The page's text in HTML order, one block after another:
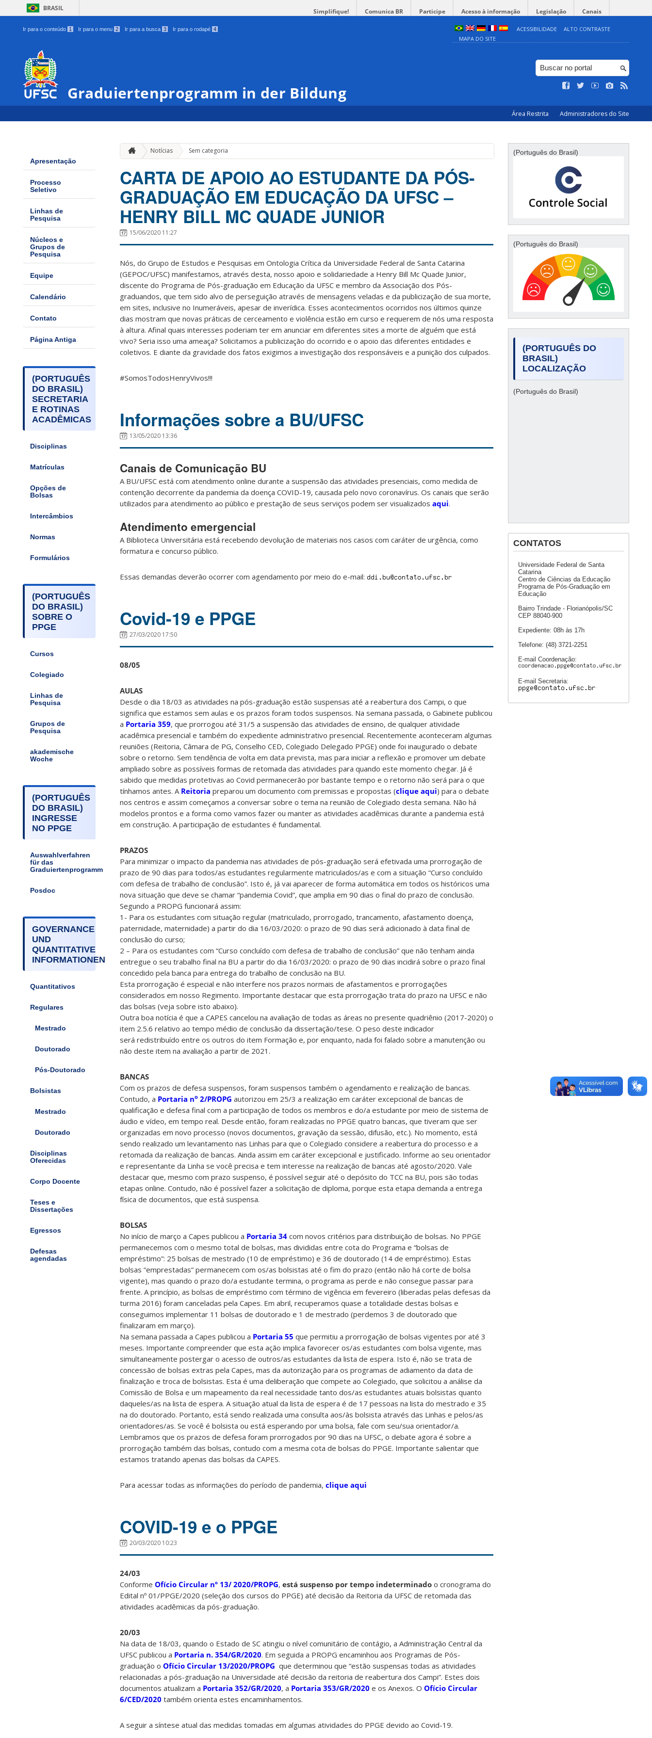
BRASIL Simplifique! Comunica BR Participe Acesso à informação Legislação Canais
Ir para o conteúdo 1 Ir para o menu 2 Ir para a busca 3 Ir para o rodapé 4 ACESSIBILIDADE
ALTO CONTRASTE
MAPA DO SITE
Graduiertenprogramm in der Bildung
Área Restrita Administradores do Site
Apresentação
Processo
Seletivo
Linhas de
Pesquisa
Núcleos e
Grupos de
Pesquisa
Equipe
Calendário
Contato
Página Antiga
(PORTUGUÊS
DO BRASIL)
SECRETARIA
E ROTINAS
ACADÊMICAS
Disciplinas
Matrículas
Opções de
Bolsas
Intercâmbios
Normas
Formulários
(PORTUGUÊS
DO BRASIL)
SOBRE O
PPGE
Cursos
Colegiado
Linhas de
Pesquisa
Grupos de
Pesquisa
akademische
Woche
(PORTUGUÊS
DO BRASIL)
INGRESSE
NO PPGE
Auswahlverfahren
für das
Graduiertenprogramm
Posdoc
GOVERNANCE
UND
QUANTITATIVE
INFORMATIONEN
Quantitativos
Regulares
Mestrado
Doutorado
Pós-Doutorado
Bolsistas
Mestrado
Doutorado
Disciplinas
Oferecidas
Corpo Docente
Teses e
Dissertações
Egressos
Defesas
agendadas
Notícias Sem categoria
CARTA DE APOIO AO ESTUDANTE DA PÓS-
GRADUAÇÃO EM EDUCAÇÃO DA UFSC –
HENRY BILL MC QUADE JUNIOR
15/06/2020 11:27
Nós, do Grupo de Estudos e Pesquisas em Ontologia Crítica da Universidade Federal de Santa Catarina
(GEPOC/UFSC) manifestamos, através desta, nosso apoio e solidariedade a Henry Bill Mc Quade Junior,
discente do Programa de Pós-graduação em Educação da UFSC e membro da Associação dos Pós-
graduandos, que tem sido alvo de perseguição através de mensagens veladas e da publicização de sua morte,
em sites, inclusive no Inumeráveis, apesar de inverídica. Esses acontecimentos ocorridos nos últimos quinze
dias mostram que novas práticas de cerceamento e violência estão em curso e requerem de nós uma resposta
à altura. Afinal quais interesses poderiam ter em anunciar em diferentes sites a morte de alguém que está
vivo? Seria isso uma ameaça? Solicitamos a publicização do ocorrido e o apoio das diferentes entidades e
coletivos. E diante da gravidade dos fatos exigimos a investigação dos responsáveis e a punição dos culpados.
#SomosTodosHenryVivos!!!
Informações sobre a BU/UFSC
13/05/2020 13:36
Canais de Comunicação BU
A BU/UFSC está com atendimento online durante a suspensão das atividades presenciais, como medida de
contenção decorrente da pandemia da doença COVID-19, causada pelo novo coronavírus. Os canais que serão
utilizados para atendimento ao público e prestação de seus serviços podem ser visualizados aqui.
Atendimento emergencial
A Biblioteca Universitária está recebendo devolução de materiais nos casos com caráter de urgência, como
formatura e concurso público.
Essas demandas deverão ocorrer com agendamento por meio do e-mail:
Covid-19 e PPGE
27/03/2020 17:50
08/05
AULAS
Desde o dia 18/03 as atividades na pós-graduação estão suspensas até a reabertura dos Campi, o que
significa que estamos sem aulas e os prazos foram todos suspensos. Na semana passada, o Gabinete publicou
a Portaria 359, que prorrogou até 31/5 a suspensão das atividades de ensino, de qualquer atividade
acadêmica presencial e também do expediente administrativo presencial. Recentemente aconteceram algumas
reuniões (Reitoria, Câmara de PG, Conselho CED, Colegiado Delegado PPGE) onde foi inaugurado o debate
sobre o retorno. Sem tendência de volta em data prevista, mas para iniciar a reflexão e promover um debate
ampliado sobre as possíveis formas de retomada das atividades para quando este momento chegar. Já é
sabido que medidas protetivas ao Covid permanecerão por bastante tempo e o retorno não será para o que
tínhamos antes. A Reitoria preparou um documento com premissas e propostas (clique aqui) para o debate
nos centros e assim começamos a conversar sobre o tema na reunião de Colegiado desta semana. Não há
modelos prontos e a forma como vamos fazer ou manter as atividades acadêmicas durante a pandemia está
em construção. A participação de estudantes é fundamental.
PRAZOS
Para minimizar o impacto da pandemia nas atividades de pós-graduação será efetivada uma prorrogação de
prazo de 90 dias para todos/as estudantes regularmente matriculados/as e com a situação “Curso concluído
com defesa de trabalho de conclusão”. Isto é, já vai aparecer de forma automática em todos os históricos uma
nova situação que deve se chamar “pandemia Covid”, que amplia em 90 dias o final do prazo de conclusão.
Segundo a PROPG funcionará assim:
1- Para os estudantes com situação regular (matriculado, prorrogado, trancamento, afastamento doença,
paternidade, maternidade) a partir do dia 16/03/2020: o prazo de 90 dias será adicionado à data final de
conclusão do curso;
2 – Para os estudantes com “Curso concluído com defesa de trabalho de conclusão” que não tenham ainda
entregue o seu trabalho final na BU a partir do dia 16/03/2020: o prazo de 90 dias incidirá sobre o prazo final
concedido pela banca para entrega do trabalho de conclusão na BU.
Esta prorrogação é especial e não interfere nos prazos normais de afastamentos e prorrogações
considerados em nosso Regimento. Importante destacar que esta prorrogação trata do prazo na UFSC e não
das bolsas (veja sobre isto abaixo).
Outra boa notícia é que a CAPES cancelou na avaliação de todas as áreas no presente quadriênio (2017-2020) o
item 2.5.6 relativo ao tempo médio de conclusão da dissertação/tese. O peso deste indicador
será redistribuído entre os outros do item Formação e, por enquanto, nada foi falado sobre a manutenção ou
não deste item na avaliação a partir de 2021.
BANCAS
Com os prazos de defesa suspensos, foram suspensos também o agendamento e realização de bancas.
Contudo, a Portaria no 2/PROPG autorizou em 25/3 a realização em caráter excepcional de bancas de
qualificação e defesa final com a participação de todos os membros e do/a estudante por meio de sistema de
áudio e vídeo, em tempo real. Desde então, foram realizadas no PPGE quatro bancas, que tiveram que ser
organizadas em novo processo (novos documentos, gravação da sessão, difusão, etc.). No momento, está
sendo realizado um levantamento nas Linhas para que o Colegiado considere a reabertura do processo e a
retomada da realização de bancas. Ainda assim em caráter excepcional e justificado. Informe ao seu orientador
e representante da Linha se você precisa e tem interesse na realização de bancas até agosto/2020. Vale
destacar que, mesmo com prazo suspenso, é possível seguir até o depósito do TCC na BU, pois são todas
etapas online. Contudo, não é possível fazer a solicitação de diploma, porque esta etapa demanda a entrega
física de documentos, que está suspensa.
BOLSAS
No início de março a Capes publicou a Portaria 34 com novos critérios para distribuição de bolsas. No PPGE
permanecemos com o mesmo total de bolsas, mas divididas entre cota do Programa e “bolsas de
empréstimo”: 25 bolsas de mestrado (10 de empréstimo) e 36 de doutorado (14 de empréstimo). Estas
bolsas “emprestadas” permanecem com os/as bolsistas até o fim do prazo (então não há corte de bolsa
vigente), mas quando o prazo do/a estudante termina, o programa as perde e não consegue passar para
frente. A princípio, as bolsas de empréstimo com término de vigência em fevereiro (liberadas pelas defesas da
turma 2016) foram canceladas pela Capes. Em abril, recuperamos quase a totalidade destas bolsas e
conseguimos implementar 11 bolsas de doutorado e 1 de mestrado (perdemos 3 de doutorado que
finalizaram em março).
Na semana passada a Capes publicou a Portaria 55 que permitiu a prorrogação de bolsas vigentes por até 3
meses. Importante compreender que esta ação implica favorecer os/as estudantes com bolsa vigente, mas
simultaneamente postergar o acesso de outros/as estudantes da lista de espera. Isto é, não se trata de
concessão de bolsas extras pela Capes, mas da autorização para os programas de adiamento da data de
finalização e troca de bolsistas. Esta é uma deliberação que compete ao Colegiado, que solicitou a análise da
Comissão de Bolsa e um mapeamento da real necessidade tanto dos/as estudantes atuais bolsistas quanto
daqueles/as na lista de espera. A situação atual da lista de espera é de 17 pessoas na lista do mestrado e 35
na do doutorado. Portanto, está sendo realizada uma consulta aos/às bolsista através das Linhas e pelos/as
orientadores/as. Se você é bolsista ou está esperando por uma bolsa, fale com seu/sua orientador/a.
Lembramos que os prazos de defesa foram prorrogados por 90 dias na UFSC, o debate agora é sobre a
prorrogação também das bolsas, contudo com a mesma cota de bolsas do PPGE. Importante salientar que
estamos tratando apenas das bolsas da CAPES.
Para acessar todas as informações do período de pandemia, clique aqui
COVID-19 e o PPGE
20/03/2020 10:23
24/03
Conforme Ofício Circular nº 13/ 2020/PROPG, está suspenso por tempo indeterminado o cronograma do
Edital nº 01/PPGE/2020 (seleção dos cursos do PPGE) até decisão da Reitoria da UFSC de retomada das
atividades acadêmicas da pós-graduação.
20/03
Na data de 18/03, quando o Estado de SC atingiu o nível comunitário de contágio, a Administração Central da
UFSC publicou a Portaria n. 354/GR/2020. Em seguida a PROPG encaminhou aos Programas de Pós-
graduação o Ofício Circular 13/2020/PROPG que determinou que “estão suspensas todas as atividades
relacionadas a pós-graduação na Universidade até decisão da reitoria de reabertura dos Campi”. Estes dois
documentos atualizam a Portaria 352/GR/2020, a Portaria 353/GR/2020 e os Anexos. O Ofício Circular
6/CED/2020 também orienta estes encaminhamentos.
A seguir a síntese atual das medidas tomadas em algumas atividades do PPGE devido ao Covid-19.
(Português do Brasil)
(Português do Brasil)
(PORTUGUÊS DO
BRASIL)
LOCALIZAÇÃO
(Português do Brasil)
CONTATOS
Universidade Federal de Santa
Catarina
Centro de Ciências da Educação
Programa de Pós-Graduação em
Educação
Bairro Trindade - Florianópolis/SC
CEP 88040-900
Expediente: 08h às 17h
Telefone: (48) 3721-2251
E-mail Coordenação:
E-mail Secretaria: